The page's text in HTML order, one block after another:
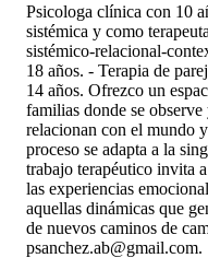
Psicologa clínica con 10
sistémica y como
sistémico-relacional-
18 años. - Terapia de
14 años. Ofrezco un
familias donde se
relacionan con el mundo
proceso se adapta a la
trabajo terapéutico invita
las experiencias
aquellas dinámicas que
de nuevos caminos de
psanchez.ab@gmail.com.